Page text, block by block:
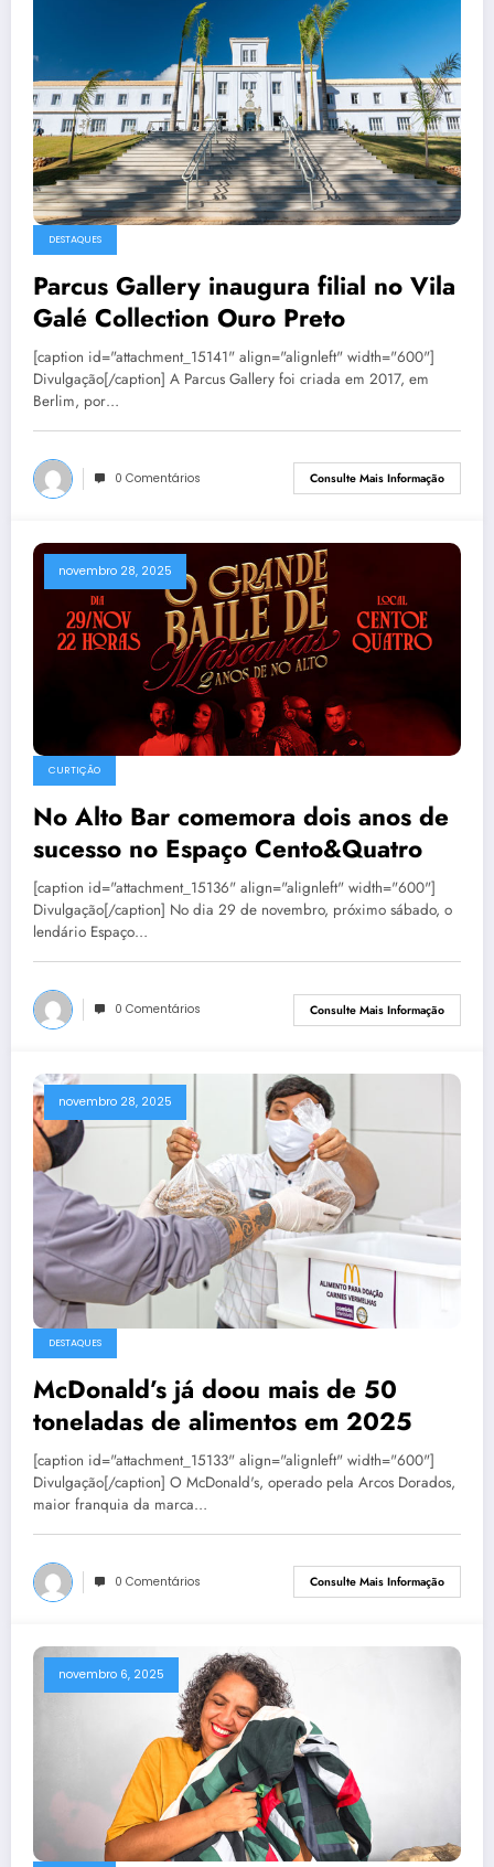
DESTAQUES
Parcus Gallery inaugura filial no Vila
Galé Collection Ouro Preto
[caption id="attachment_15141" align="alignleft" width="600"]
Divulgação[/caption] A Parcus Gallery foi criada em 2017, em
Berlim, por…
0 Comentários Consulte Mais Informação
novembro 28, 2025
CURTIÇÃO
No Alto Bar comemora dois anos de
sucesso no Espaço Cento&Quatro
[caption id="attachment_15136" align="alignleft" width="600"]
Divulgação[/caption] No dia 29 de novembro, próximo sábado, o
lendário Espaço…
0 Comentários Consulte Mais Informação
novembro 28, 2025
DESTAQUES
McDonald’s já doou mais de 50
toneladas de alimentos em 2025
[caption id="attachment_15133" align="alignleft" width="600"]
Divulgação[/caption] O McDonald's, operado pela Arcos Dorados,
maior franquia da marca…
0 Comentários Consulte Mais Informação
novembro 6, 2025